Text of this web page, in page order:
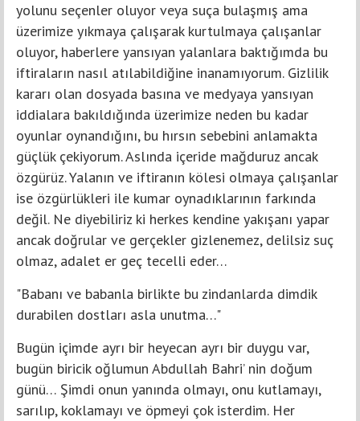
yolunu seçenler oluyor veya suça bulaşmış ama
üzerimize yıkmaya çalışarak kurtulmaya çalışanlar
oluyor, haberlere yansıyan yalanlara baktığımda bu
iftiraların nasıl atılabildiğine inanamıyorum. Gizlilik
kararı olan dosyada basına ve medyaya yansıyan
iddialara bakıldığında üzerimize neden bu kadar
oyunlar oynandığını, bu hırsın sebebini anlamakta
güçlük çekiyorum. Aslında içeride mağduruz ancak
özgürüz. Yalanın ve iftiranın kölesi olmaya çalışanlar
ise özgürlükleri ile kumar oynadıklarının farkında
değil. Ne diyebiliriz ki herkes kendine yakışanı yapar
ancak doğrular ve gerçekler gizlenemez, delilsiz suç
olmaz, adalet er geç tecelli eder…
"Babanı ve babanla birlikte bu zindanlarda dimdik
durabilen dostları asla unutma…"
Bugün içimde ayrı bir heyecan ayrı bir duygu var,
bugün biricik oğlumun Abdullah Bahri’ nin doğum
günü… Şimdi onun yanında olmayı, onu kutlamayı,
sarılıp, koklamayı ve öpmeyi çok isterdim. Her